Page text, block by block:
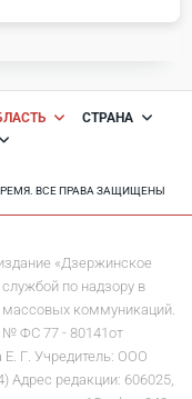
СТРАНА
ВСЕ ПРАВА ЗАЩИЩЕНЫ
«Дзержинское
по надзору в
коммуникаций.
№ ФС 77 - 80141от
Г. Учредитель: ООО
Адрес редакции: 606025,